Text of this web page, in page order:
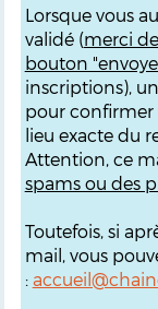
Lorsque vous
validé (merci
bouton
inscriptions),
pour confirmer
lieu exacte du
Attention, ce
spams ou des
Toutefois, si
mail, vous
: